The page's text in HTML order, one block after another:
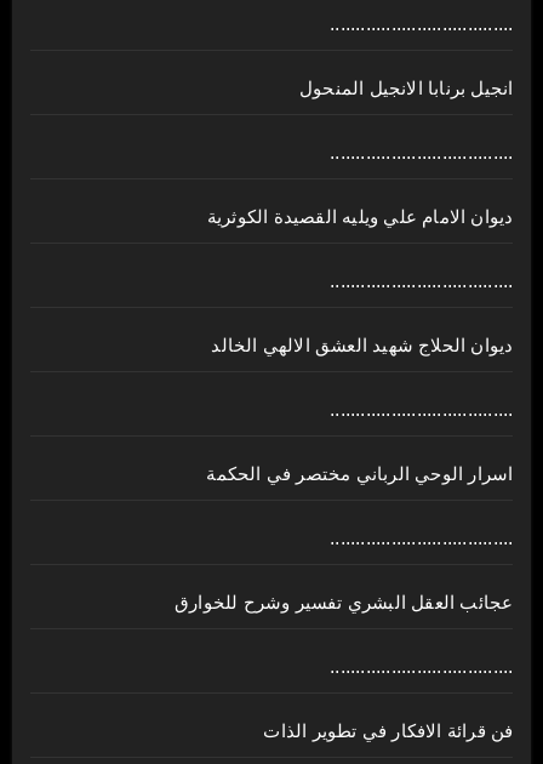
....................................
انجيل برنابا الانجيل المنحول
....................................
ديوان الامام علي ويليه القصيدة الكوثرية
....................................
ديوان الحلاج شهيد العشق الالهي الخالد
....................................
اسرار الوحي الرباني مختصر في الحكمة
....................................
عجائب العقل البشري تفسير وشرح للخوارق
....................................
فن قرائة الافكار في تطوير الذات